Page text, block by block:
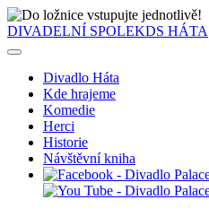
DIVADELNÍ SPOLEKDS HÁTA
Divadlo Háta
Kde hrajeme
Komedie
Herci
Historie
Návštěvní kniha